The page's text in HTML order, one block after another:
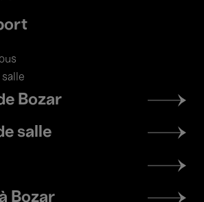
Bozar
salle
Bozar